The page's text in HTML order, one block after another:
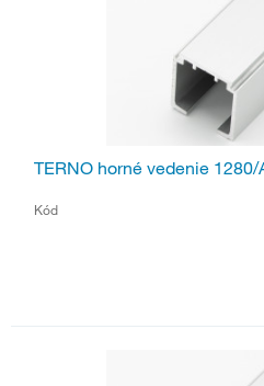
TERNO horné vedenie
Kód